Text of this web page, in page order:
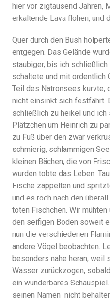
hier vor zigtausend Jahren,
erkaltende Lava flohen, und
Quer durch den Bush
entgegen. Das Gelände
staubiger, bis ich
schaltete und mit ordentlich
Teil des Natronsees kurvte,
nicht einsinkt sich festfährt.
schließlich zu heikel und ich
Plätzchen um Heinrich zu
zu Fuß über den zwar
schmierig, schlammigen
kleinen Bächen, die von
wurden tobte das Leben.
Fische zappelten und
und es roch nach den
toten Fischchen. Wir
den seifigen Boden soweit
nun die verschiedenen
andere Vögel beobachten.
besonders nahe heran, weil
Wasser zurückzogen,
ein wunderbares
seinen Namen nicht